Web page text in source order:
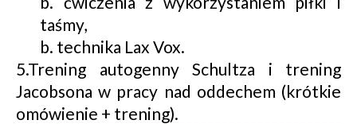
taśmy,
b. technika Lax Vox.
5.Trening autogenny Schultza i trening
Jacobsona w pracy nad oddechem (krótkie
omówienie + trening).